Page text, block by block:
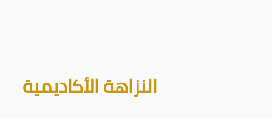
Blocks
النزاهة الأكاديمية